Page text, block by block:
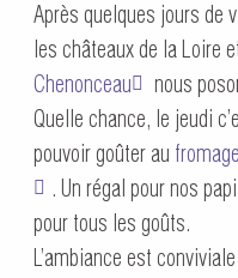
Après quelques jours de
les châteaux de la Loire
Chenonceau
nous
Quelle chance, le jeudi
pouvoir goûter au
. Un régal pour nos
pour tous les goûts.
L’ambiance est